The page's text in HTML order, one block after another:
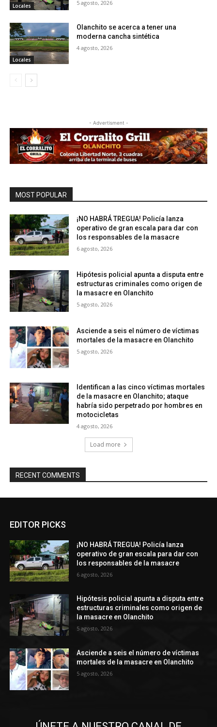
Locales 5 agosto, 2026
Locales
Olanchito se acerca a tener una
moderna cancha sintética
4 agosto, 2026
- Advertisment -
MOST POPULAR
¡NO HABRÁ TREGUA! Policía lanza
operativo de gran escala para dar con
los responsables de la masacre
6 agosto, 2026
Hipótesis policial apunta a disputa entre
estructuras criminales como origen de
la masacre en Olanchito
5 agosto, 2026
Asciende a seis el número de víctimas
mortales de la masacre en Olanchito
5 agosto, 2026
Identifican a las cinco víctimas mortales
de la masacre en Olanchito; ataque
habría sido perpetrado por hombres en
motocicletas
4 agosto, 2026
Load more
RECENT COMMENTS
EDITOR PICKS
¡NO HABRÁ TREGUA! Policía lanza
operativo de gran escala para dar con
los responsables de la masacre
6 agosto, 2026
Hipótesis policial apunta a disputa entre
estructuras criminales como origen de
la masacre en Olanchito
5 agosto, 2026
Asciende a seis el número de víctimas
mortales de la masacre en Olanchito
5 agosto, 2026